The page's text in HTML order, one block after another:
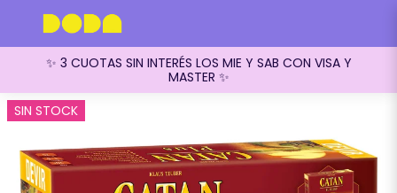
✨ 3 CUOTAS SIN INTERÉS LOS MIE Y SAB CON VISA Y
MASTER ✨
SIN STOCK